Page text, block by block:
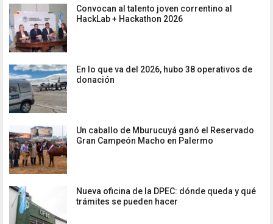
Convocan al talento joven correntino al
HackLab + Hackathon 2026
En lo que va del 2026, hubo 38 operativos de
donación
Un caballo de Mburucuyá ganó el Reservado
Gran Campeón Macho en Palermo
Nueva oficina de la DPEC: dónde queda y qué
trámites se pueden hacer